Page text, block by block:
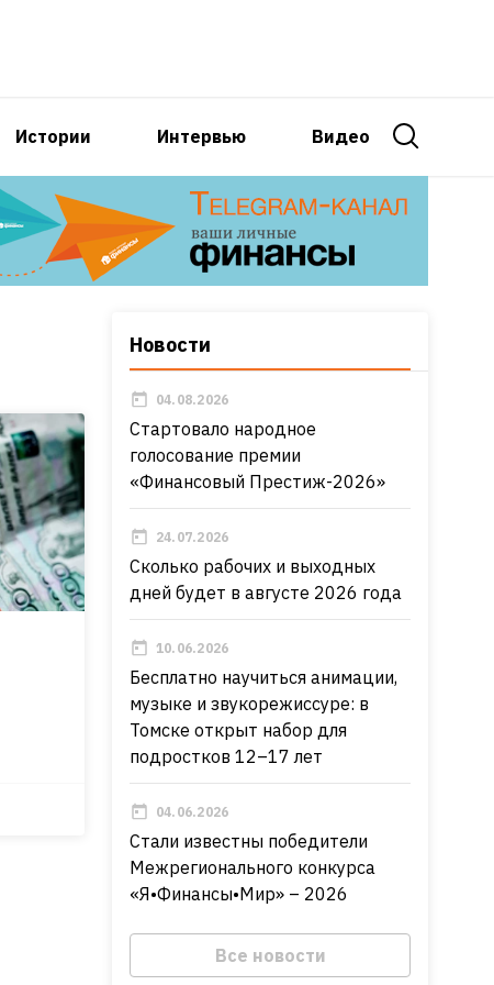
Истории Интервью Видео
Новости
04.08.2026
Стартовало народное
голосование премии
«Финансовый Престиж-2026»
24.07.2026
Сколько рабочих и выходных
дней будет в августе 2026 года
10.06.2026
Бесплатно научиться анимации,
музыке и звукорежиссуре: в
Томске открыт набор для
подростков 12–17 лет
04.06.2026
Стали известны победители
Межрегионального конкурса
«Я•Финансы•Мир» – 2026
Все новости